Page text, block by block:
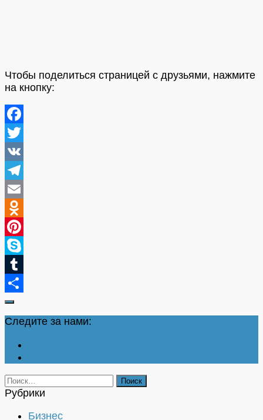
Чтобы поделиться страницей с друзьями, нажмите
на кнопку:
Facebook
Twitter
VK
Telegram
Email
Odnoklassniki
Pinterest
Skype
Tumblr
Отправить
Следите за нами:
Найти:
Рубрики
Бизнес